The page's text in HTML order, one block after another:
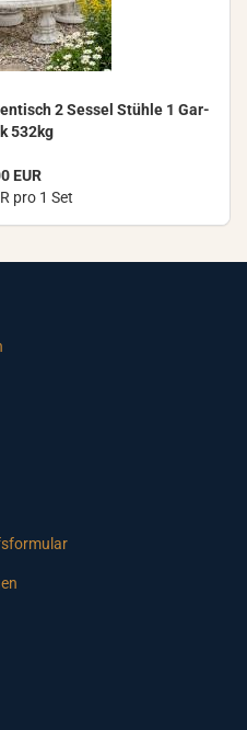
2 Ses­sel Stüh­le 1 Gar­
532kg
EUR
pro 1 Set